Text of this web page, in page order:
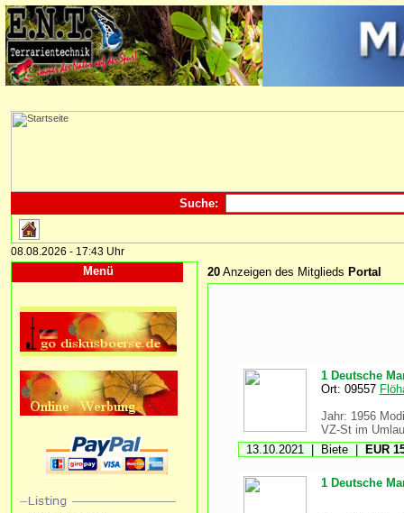
Suche:
08.08.2026 - 17:43 Uhr
Menü 20 Anzeigen des Mitglieds Portal
1 Deutsche
Ort: 09557
Jahr: 1956
VZ-St im
13.10.2021 | Biete |
EUR
1 Deutsche